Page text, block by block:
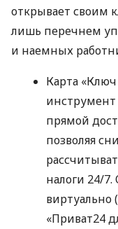
открывает своим
лишь перечнем
и наемных
Карта
прямой
позволяя
налоги 24/
виртуально
«Приват24